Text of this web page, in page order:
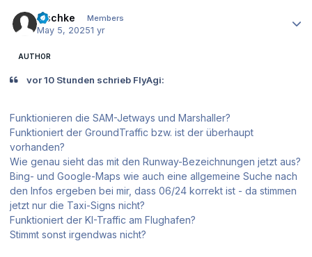
zischke Members
May 5, 20251 yr
AUTHOR
vor 10 Stunden schrieb FlyAgi:
Funktionieren die SAM-Jetways und Marshaller?
Funktioniert der GroundTraffic bzw. ist der überhaupt
vorhanden?
Wie genau sieht das mit den Runway-Bezeichnungen jetzt aus?
Bing- und Google-Maps wie auch eine allgemeine Suche nach
den Infos ergeben bei mir, dass 06/24 korrekt ist - da stimmen
jetzt nur die Taxi-Signs nicht?
Funktioniert der KI-Traffic am Flughafen?
Stimmt sonst irgendwas nicht?